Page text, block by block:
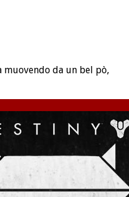
muovendo da un bel pò,